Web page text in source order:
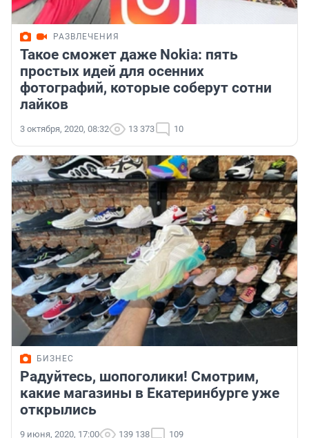
РАЗВЛЕЧЕНИЯ
Такое сможет даже Nokia: пять
простых идей для осенних
фотографий, которые соберут сотни
лайков
3 октября, 2020, 08:32 13 373 10
БИЗНЕС
Радуйтесь, шопоголики! Смотрим,
какие магазины в Екатеринбурге уже
открылись
9 июня, 2020, 17:00 139 138 109